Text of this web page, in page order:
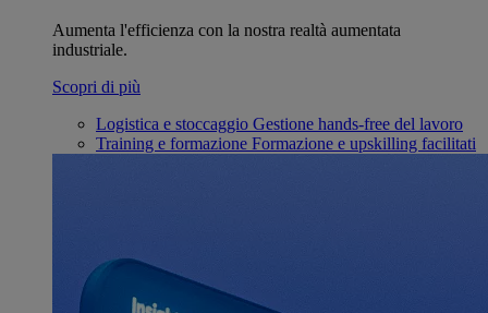
Aumenta l'efficienza con la nostra realtà aumentata
industriale.
Scopri di più
Logistica e stoccaggio Gestione hands-free del lavoro
Training e formazione Formazione e upskilling facilitati